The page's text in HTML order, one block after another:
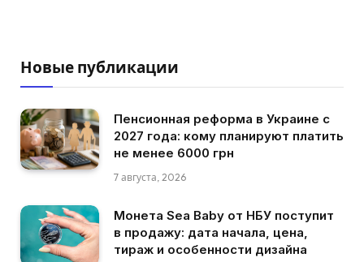
Новые публикации
Пенсионная реформа в Украине с
2027 года: кому планируют платить
не менее 6000 грн
7 августа, 2026
Монета Sea Baby от НБУ поступит
в продажу: дата начала, цена,
тираж и особенности дизайна